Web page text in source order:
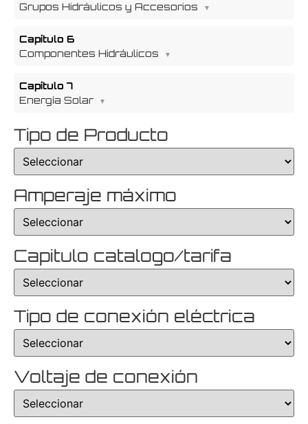
Grupos Hidráulicos y Accesorios
Capítulo 6
Componentes Hidráulicos
Capítulo 7
Energía Solar
Tipo de Producto
Amperaje máximo
Capitulo catalogo/tarifa
Tipo de conexión eléctrica
Voltaje de conexión